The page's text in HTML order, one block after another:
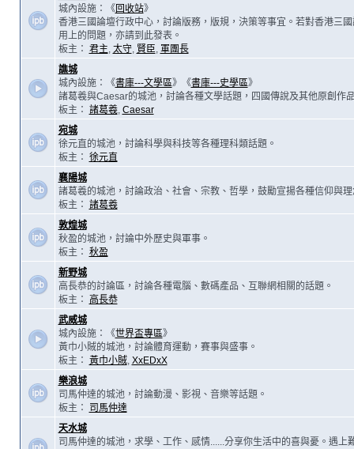
城內設施：《回收站》
香港三國論壇行政中心，討論版務，版規，決策等事宜。若對香港三
用上的問題，亦請到此發表。
板主： 君主, 太守, 賢臣, 軍團長
譙城
城內設施：《書庫---文學區》《書庫---史學區》
諸葛羲與Caesar的城池，討論各種文學話題，四國傳說及其他原創作
板主： 諸葛羲, Caesar
宛城
徐元直的城池，討論科學與科技等各種理科類話題。
板主： 徐元直
襄陽城
諸葛羲的城池，討論政治、社會、宗教、哲學，鼓勵宣揚各種信仰與理
板主： 諸葛羲
敦煌城
秋盈的城池，討論中外歷史與軍事。
板主： 秋盈
新野城
高長恭的討論區，討論各種電腦、數碼產品、互聯網相關的話題。
板主：
高長恭
武威城
城內設施：《世界盃專區》
黃巾小賊的城池，討論體育運動，賽事與盛事。
板主： 黃巾小賊, XxEDxX
樂浪城
司馬仲達的城池，討論動漫、影視、音樂等話題。
板主：
司馬仲達
天水城
司馬仲達的城池，求學、工作、感情......分享你生活中的喜與憂。遇上